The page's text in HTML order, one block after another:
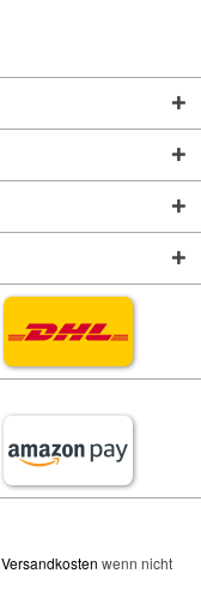
Versandkosten wenn nicht